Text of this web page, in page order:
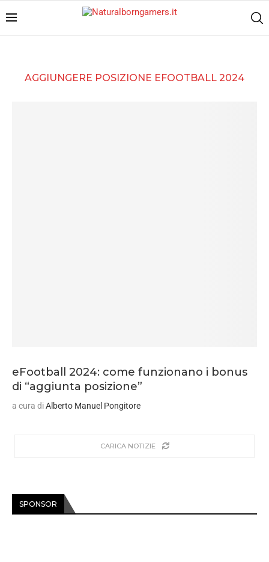
AGGIUNGERE POSIZIONE EFOOTBALL 2024
eFootball 2024: come funzionano i bonus
di “aggiunta posizione”
a cura diAlberto Manuel Pongitore
CARICA NOTIZIE
SPONSOR